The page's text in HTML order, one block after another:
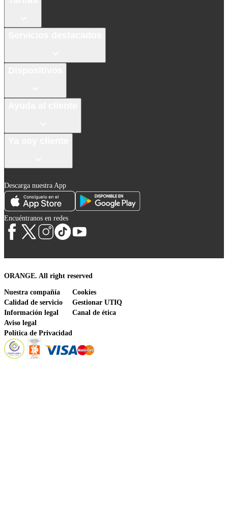
Descarga nuestra App
Encuéntranos en redes
ORANGE. All right reserved
Nuestra compañía
Calidad de servicio
Información legal
Aviso legal
Política de Privacidad
Cookies
Gestionar UTIQ
Canal de ética